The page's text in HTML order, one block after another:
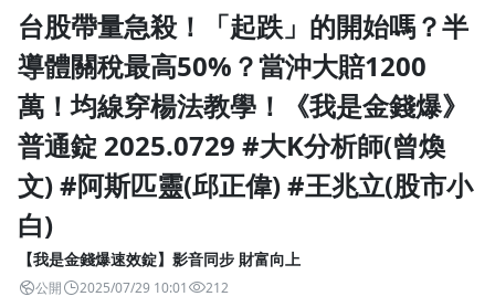
2% 點數回饋！🚀 酷暑來襲．偷偷在冷氣房升級 📈⭐️ 【冷氣房
進修 限時開跑】◾單筆滿 NT$2,500 現折 NT$300◾活動期間：
即日起 - 8/13（只有一週）-📣 酷暑季好康 \ 再加碼 /→ 點數回饋
無上限🔥購買任一課程 or 訂閱✅ 消費即享回饋 1% 點數✅ 滿
$5,000 回饋 2% 點數🎁 此為 PPA 官方帳號 Line@ 專屬活動，加
入好友👉 享有「渠道專屬活動」及「個人化推播」！
5 天前
查看全部
台股帶量急殺！「起跌」的開始嗎？半
導體關稅最高50%？當沖大賠1200
萬！均線穿楊法教學！《我是金錢爆》
普通錠 2025.0729 #大K分析師(曾煥
文) #阿斯匹靈(邱正偉) #王兆立(股市小
白)
【我是金錢爆速效錠】影音同步 財富向上
公開 2025/07/29 10:01 212
1.0x
播放速度
2.0x
1.5x
追蹤列表 播放清單
去逛逛
返回播放器
清除全部